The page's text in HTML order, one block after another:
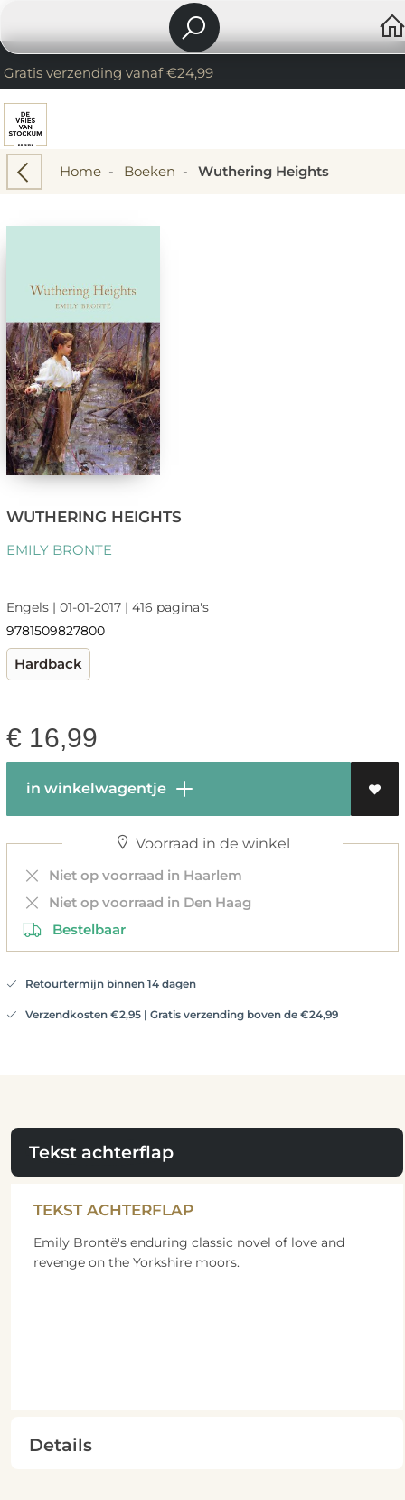
Gratis verzending vanaf €24,99
Home- Boeken - Wuthering Heights
WUTHERING HEIGHTS
EMILY BRONTE
Engels | 01-01-2017 | 416 pagina's
9781509827800
Hardback
€ 16,99
in winkelwagentje
Voorraad in de winkel
Niet op voorraad in Haarlem
Niet op voorraad in Den Haag
Bestelbaar
Retourtermijn binnen 14 dagen
Verzendkosten €2,95 | Gratis verzending boven de €24,99
Tekst achterflap
TEKST ACHTERFLAP
Emily Brontë's enduring classic novel of love and
revenge on the Yorkshire moors.
Details